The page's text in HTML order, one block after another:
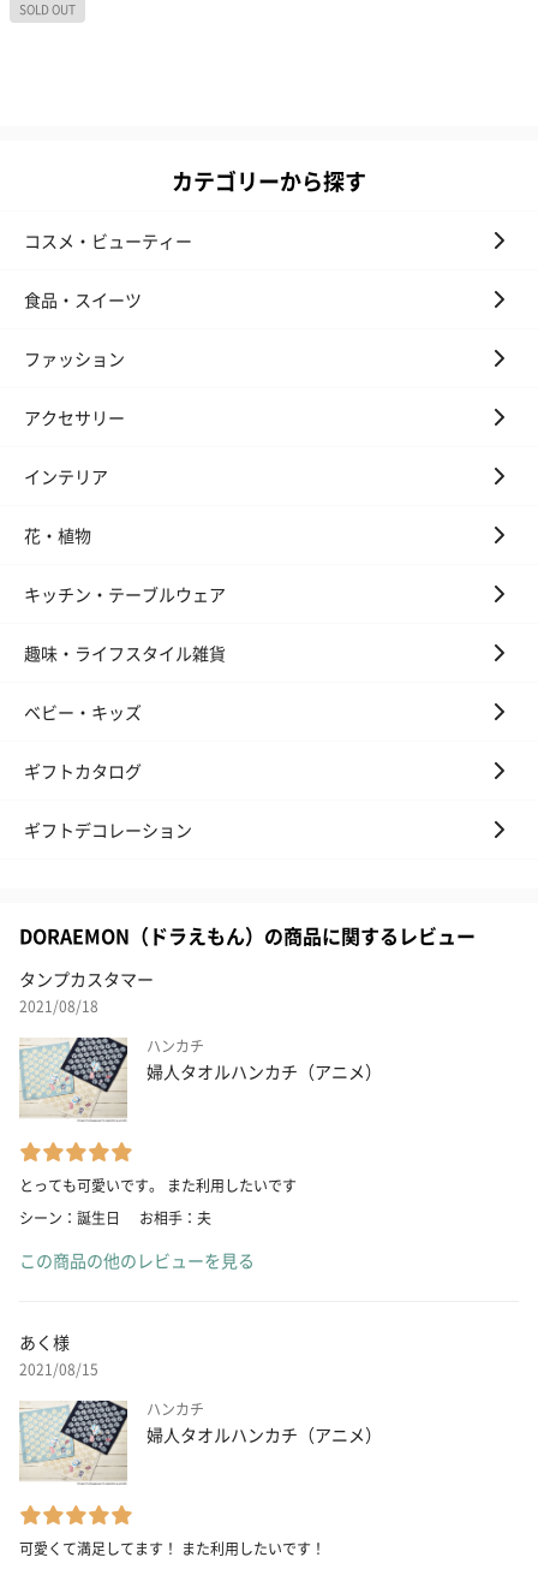
カテゴリーから探す
コスメ・ビューティー
食品・スイーツ
ファッション
アクセサリー
インテリア
花・植物
キッチン・テーブルウェア
趣味・ライフスタイル雑貨
ベビー・キッズ
ギフトカタログ
ギフトデコレーション
DORAEMON（ドラえもん）の商品に関するレビュー
タンプカスタマー
2021/08/18
ハンカチ
婦人タオルハンカチ（アニメ）
とっても可愛いです。 また利用したいです
シーン：誕生日
お相手：夫
この商品の他のレビューを見る
あく様
2021/08/15
ハンカチ
婦人タオルハンカチ（アニメ）
可愛くて満足してます！ また利用したいです！